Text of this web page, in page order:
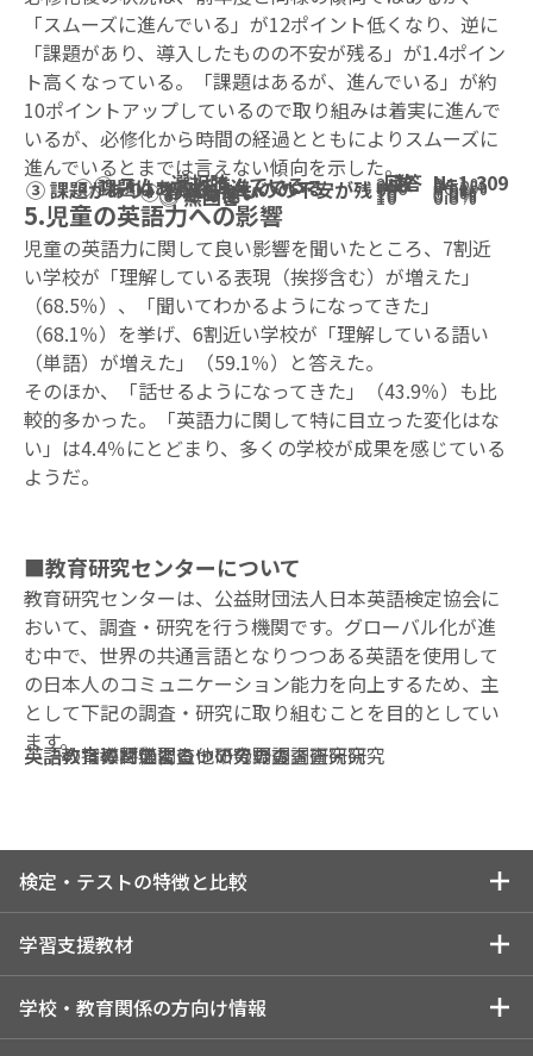
「スムーズに進んでいる」が12ポイント低くなり、逆に
「課題があり、導入したものの不安が残る」が1.4ポイン
ト高くなっている。「課題はあるが、進んでいる」が約
10ポイントアップしているので取り組みは着実に進んで
いるが、必修化から時間の経過とともによりスムーズに
進んでいるとまでは言えない傾向を示した。
選択肢 回答数 N=1,309
① スムーズに進んでいる 315 24.1%
② 課題はあるが、進んでいる 866 66.2%
③ 課題があり、導入したものの不安が残る 98 7.5%
④ わからない 10 0.8%
⑤ その他 10 0.8%
⑥ 無回答 10 0.8%
5.児童の英語力への影響
児童の英語力に関して良い影響を聞いたところ、7割近
い学校が「理解している表現（挨拶含む）が増えた」
（68.5％）、「聞いてわかるようになってきた」
（68.1％）を挙げ、6割近い学校が「理解している語い
（単語）が増えた」（59.1％）と答えた。
そのほか、「話せるようになってきた」（43.9％）も比
較的多かった。「英語力に関して特に目立った変化はな
い」は4.4％にとどまり、多くの学校が成果を感じている
ようだ。
■教育研究センターについて
教育研究センターは、公益財団法人日本英語検定協会に
おいて、調査・研究を行う機関です。グローバル化が進
む中で、世界の共通言語となりつつある英語を使用して
の日本人のコミュニケーション能力を向上するため、主
として下記の調査・研究に取り組むことを目的としてい
ます。
英語の指導と学習についての調査・研究
英語教育教材の調査・研究
英語教育の評価についての調査・研究
英語教育に関連する他の分野の調査・研究
検定・テストの特徴と比較
検定・テストの特徴と比較トップ
特長を一覧で比較する
学習支援教材
学習支援教材トップ
学校・教育関係の方向け情報